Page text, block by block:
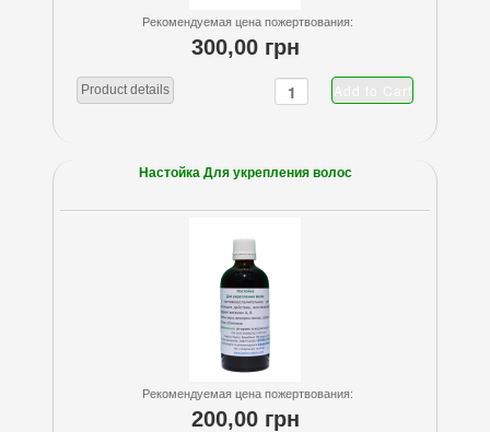
Рекомендуемая цена пожертвования:
300,00 грн
Product details
Настойка Для укрепления волос
Рекомендуемая цена пожертвования:
200,00 грн